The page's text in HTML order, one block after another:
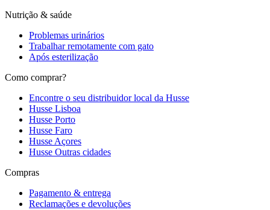
Nutrição & saúde
Problemas urinários
Trabalhar remotamente com gato
Após esterilização
Como comprar?
Encontre o seu distribuidor local da Husse
Husse Lisboa
Husse Porto
Husse Faro
Husse Açores
Husse Outras cidades
Compras
Pagamento & entrega
Reclamações e devoluções